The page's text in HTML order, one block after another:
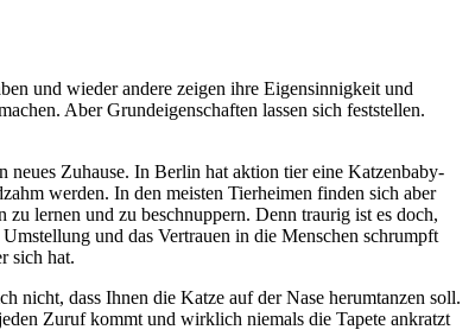
und wieder andere zeigen ihre Eigensinnigkeit und
Aber Grundeigenschaften lassen sich feststellen.
neues Zuhause. In Berlin hat aktion tier eine Katzenbaby-
werden. In den meisten Tierheimen finden sich aber
lernen und zu beschnuppern. Denn traurig ist es doch,
und das Vertrauen in die Menschen schrumpft
sich hat.
nicht, dass Ihnen die Katze auf der Nase herumtanzen soll.
Zuruf kommt und wirklich niemals die Tapete ankratzt